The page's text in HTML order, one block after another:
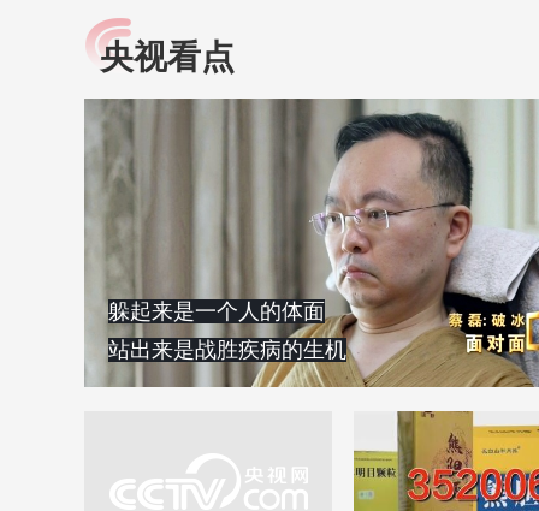
小央视频
央视网原创视频子品牌，
角，有趣、有料、有故事
提高全民健康素养水
助力“健康中国2030”
略。央视网《全民健
康》，向所有人分享
知识！
央视看点
躲起来是一个人的体面
站出来是战胜疾病的生机